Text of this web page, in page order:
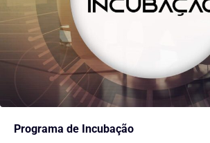
Programa de Incubação